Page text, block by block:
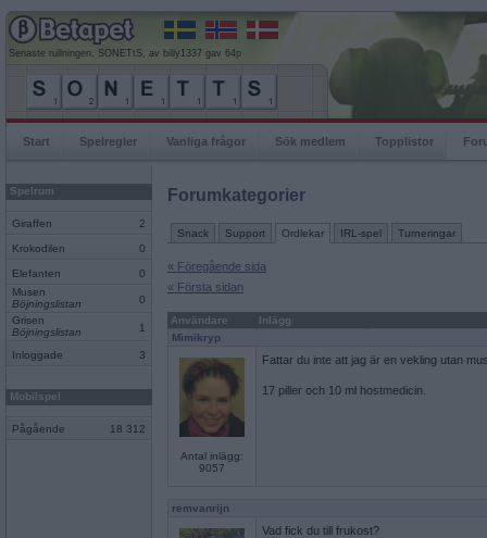
Senaste rullningen, SONETtS, av billy1337 gav 64p
Start Spelregler Vanliga frågor Sök medlem Topplistor
Spelrum
Giraffen 2
Krokodilen 0
Elefanten
0
Musen
Böjningslistan
0
Grisen
Böjningslistan
1
Inloggade 3
Mobilspel
Pågående 18 312
Forumkategorier
Snack Support Ordlekar IRL-spel Turneringar
« Föregående sida
« Första sidan
Användare
Inlägg
Mimikryp
Antal inlägg:
9057
Fattar du inte att jag är en vekling utan
17 piller och 10 ml hostmedicin.
remvanrijn
Vad fick du till frukost?